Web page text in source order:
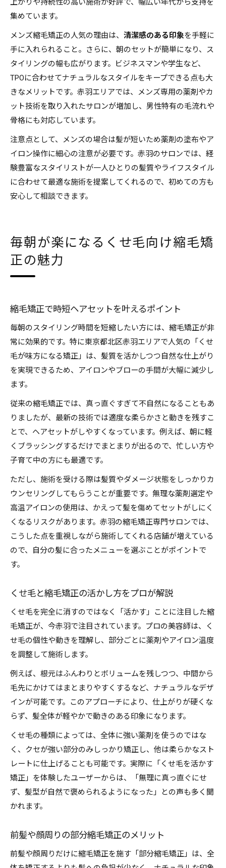
上がりや持続性の高い施術が好評で、幅広い年代から支持を
集めています。
メンズ縮毛矯正の人気の理由は、 清潔感のある印象を手軽に
手に入れられること。さらに、朝のセットが簡単になり、ス
タイリングの幅も広がります。ビジネスマンや学生など、
TPOに合わせてナチュラルなスタイルをキープできる点も大
きなメリットです。赤羽エリアでは、メンズ専用の薬剤やカ
ット技術を取り入れたサロンが増加し、男性特有の毛流れや
骨格にも対応しています。
注意点として、メンズの場合は髪が短いため薬剤の塗布やア
イロン操作に細心の注意が必要です。赤羽のサロンでは、経
験豊富なスタイリストが一人ひとりの髪質やライフスタイル
に合わせて最適な施術を提案してくれるので、初めての方も
安心して相談できます。
毎朝が楽になるくせ毛向け縮毛矯
正の魅力
縮毛矯正で時短ヘアセットを叶えるポイント
毎朝のスタイリング時間を短縮したい方には、縮毛矯正が非
常に効果的です。特に東京都北区赤羽エリアで人気の「くせ
毛が味方になる矯正」は、髪質を活かしつつ自然な仕上がり
を実現できるため、アイロンやブローの手間が大幅に減少し
ます。
従来の縮毛矯正では、真っ直ぐすぎて不自然になることもあ
りましたが、最新の技術では適度な柔らかさと動きを残すこ
とで、ヘアセットがしやすくなっています。例えば、朝に軽
くブラッシングするだけでまとまりが出るので、忙しい方や
子育て中の方にも最適です。
ただし、施術を受ける際は髪質やダメージ状態をしっかりカ
ウンセリングしてもらうことが重要です。無理な薬剤選定や
高温アイロンの使用は、かえって髪を傷めてセットがしにく
くなるリスクがあります。赤羽の縮毛矯正専門サロンでは、
こうした点を重視しながら施術してくれる店舗が増えている
ので、自分の髪に合ったメニューを選ぶことがポイントで
す。
くせ毛と縮毛矯正の活かし方をプロが解説
くせ毛を完全に消すのではなく「活かす」ことに注目した縮
毛矯正が、今赤羽で注目されています。プロの美容師は、く
せ毛の個性や動きを理解し、部分ごとに薬剤やアイロン温度
を調整して施術します。
例えば、根元はふんわりとボリュームを残しつつ、中間から
毛先にかけてはまとまりやすくするなど、ナチュラルなデザ
インが可能です。このアプローチにより、仕上がりが硬くな
らず、髪全体が軽やかで動きのある印象になります。
くせ毛の種類によっては、全体に強い薬剤を使うのではな
く、クセが強い部分のみしっかり矯正し、他は柔らかなスト
レートに仕上げることも可能です。実際に「くせ毛を活かす
矯正」を体験したユーザーからは、「無理に真っ直ぐにせ
ず、髪型が自然で褒められるようになった」との声も多く聞
かれます。
前髪や顔周りの部分縮毛矯正のメリット
前髪や顔周りだけに縮毛矯正を施す「部分縮毛矯正」は、全